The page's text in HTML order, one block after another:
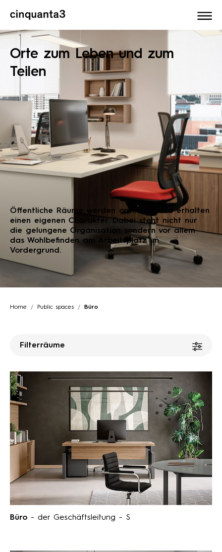
Cinquanta3
Orte zum Leben und zum
Teilen
Öffentliche Räume werden optimiert und erhalten
einen eigenen Charakter. Dabei steht nicht nur
die gelungene Organisation sondern vor allem
das Wohlbefinden am Arbeitsplatz im
Vordergrund.
Home Public spaces Büro
Filterräume
Büro - der Geschäftsleitung - S